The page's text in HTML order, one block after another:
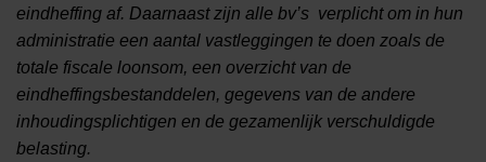
eindheffing af. Daarnaast zijn alle bv’s verplicht om in hun
administratie een aantal vastleggingen te doen zoals de
totale fiscale loonsom, een overzicht van de
eindheffingsbestanddelen, gegevens van de andere
inhoudingsplichtigen en de gezamenlijk verschuldigde
belasting.